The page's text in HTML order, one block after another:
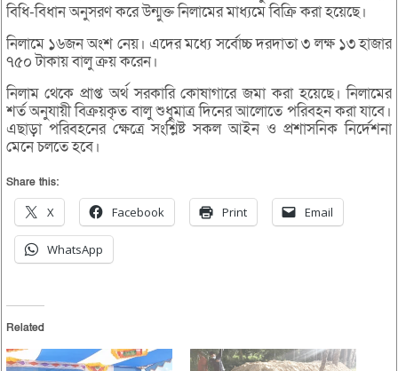
বিধি-বিধান অনুসরণ করে উন্মুক্ত নিলামের মাধ্যমে বিক্রি করা হয়েছে।
নিলামে ১৬জন অংশ নেয়। এদের মধ্যে সর্বোচ্চ দরদাতা ৩ লক্ষ ১৩ হাজার
৭৫০ টাকায় বালু ক্রয় করেন।
নিলাম থেকে প্রাপ্ত অর্থ সরকারি কোষাগারে জমা করা হয়েছে। নিলামের
শর্ত অনুযায়ী বিক্রয়কৃত বালু শুধুমাত্র দিনের আলোতে পরিবহন করা যাবে।
এছাড়া পরিবহনের ক্ষেত্রে সংশ্লিষ্ট সকল আইন ও প্রশাসনিক নির্দেশনা
মেনে চলতে হবে।
Share this:
X Facebook Print Email
WhatsApp
Related